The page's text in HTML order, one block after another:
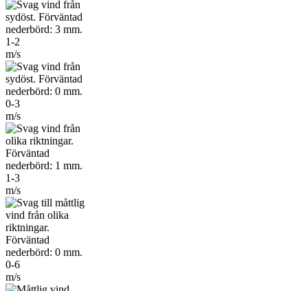
1-2
m/s
0-3
m/s
1-3
m/s
0-6
m/s